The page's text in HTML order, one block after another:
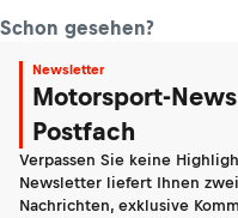
Schon gesehen?
Newsletter
Motorsport-
Postfach
Verpassen Sie keine
Newsletter liefert Ihnen
Nachrichten, exklusive